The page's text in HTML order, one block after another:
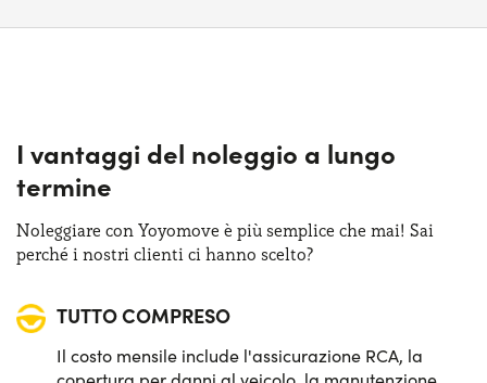
Alimentazione:Ibrido
Cambio: Automatico
Posti auto:5
Potenza:122 CV
Altezza: 155 cm
Bagagliaio:
I vantaggi del noleggio a lungo
termine
Noleggiare con Yoyomove è più semplice che mai! Sai
perché i nostri clienti ci hanno scelto?
TUTTO COMPRESO
Il costo mensile include l'assicurazione RCA, la